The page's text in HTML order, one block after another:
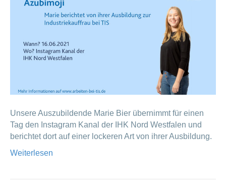
Unsere Auszubildende Marie Bier übernimmt für einen
Tag den Instagram Kanal der IHK Nord Westfalen und
berichtet dort auf einer lockeren Art von ihrer Ausbildung.
Weiterlesen